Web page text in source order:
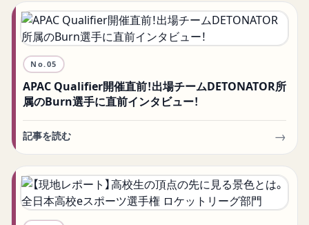
No. 05
APAC Qualifier開催直前！出場チームDETONATOR所
属のBurn選手に直前インタビュー！
記事を読む →